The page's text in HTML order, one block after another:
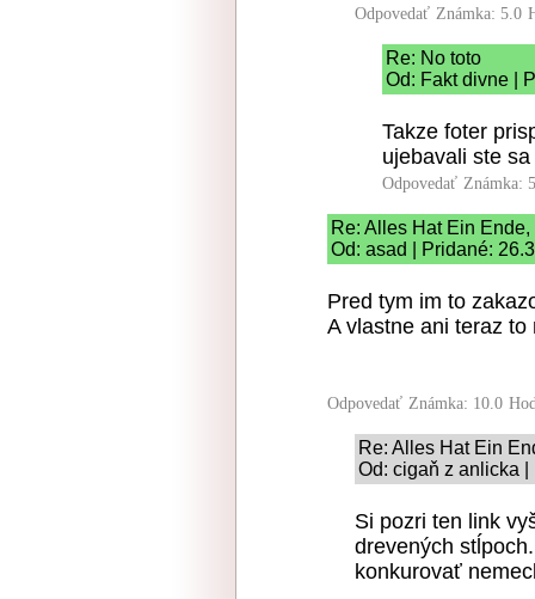
Odpovedať Známka: 5.0
Re: No toto
Od: Fakt divne |
Takze foter
ujebavali ste
Odpovedať Známka:
Re: Alles Hat Ein
Od: asad | Pridané:
Pred tym im to
A vlastne ani teraz
Odpovedať Známka: 10.0
Re: Alles Hat Ein
Od: cigaň z anlicka
Si pozri ten link
drevených
konkurovať